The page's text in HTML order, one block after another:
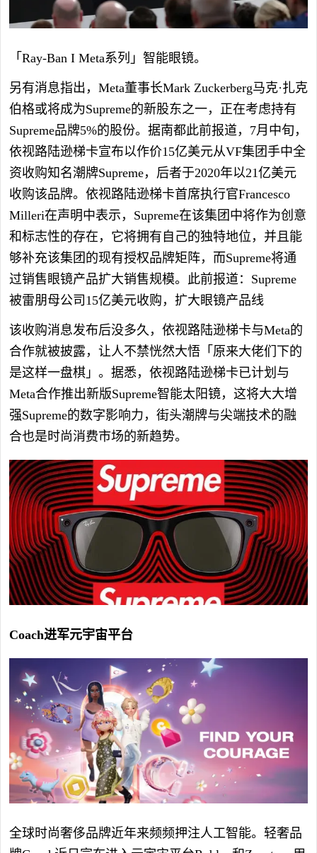
「Ray-Ban I Meta系列」智能眼镜。
另有消息指出，Meta董事长Mark Zuckerberg马克·扎克
伯格或将成为Supreme的新股东之一，正在考虑持有
Supreme品牌5%的股份。据南都此前报道，7月中旬，
依视路陆逊梯卡宣布以作价15亿美元从VF集团手中全
资收购知名潮牌Supreme，后者于2020年以21亿美元
收购该品牌。依视路陆逊梯卡首席执行官Francesco
Milleri在声明中表示，Supreme在该集团中将作为创意
和标志性的存在，它将拥有自己的独特地位，并且能
够补充该集团的现有授权品牌矩阵，而Supreme将通
过销售眼镜产品扩大销售规模。此前报道：Supreme
被雷朋母公司15亿美元收购，扩大眼镜产品线
该收购消息发布后没多久，依视路陆逊梯卡与Meta的
合作就被披露，让人不禁恍然大悟「原来大佬们下的
是这样一盘棋」。据悉，依视路陆逊梯卡已计划与
Meta合作推出新版Supreme智能太阳镜，这将大大增
强Supreme的数字影响力，街头潮牌与尖端技术的融
合也是时尚消费市场的新趋势。
Coach进军元宇宙平台
全球时尚奢侈品牌近年来频频押注人工智能。轻奢品